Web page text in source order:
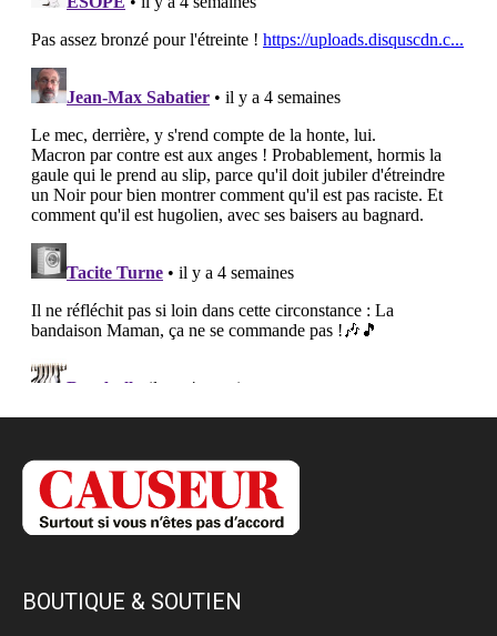
BOUTIQUE & SOUTIEN